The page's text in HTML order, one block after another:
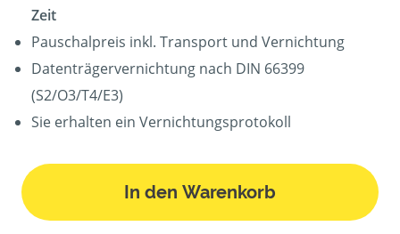
Zeit
Pauschalpreis inkl. Transport und Vernichtung
Datenträgervernichtung nach DIN 66399
(S2/O3/T4/E3)
Sie erhalten ein Vernichtungsprotokoll
In den Warenkorb